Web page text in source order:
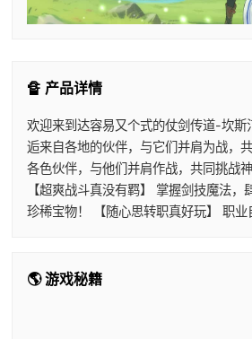
🔏 产品详情
欢迎来到达容易又个式的仗剑传道-坎
逅来自各地的伙伴，与它们并肩为战，
各色伙伴，与他们并肩作战，共同挑战
【超爽战斗真没有羁】 掌握剑技魔法
珍稀宝物！ 【随心思转职真好玩】 职
🌎 游戏秘籍